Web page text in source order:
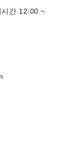
간 12:00 ~